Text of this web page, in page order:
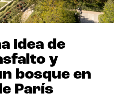
idea de
y
bosque en
París